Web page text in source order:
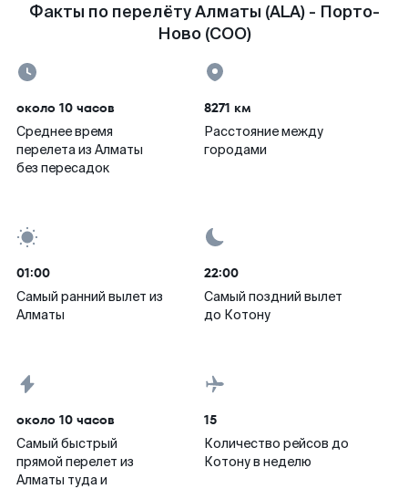
Факты по перелёту Алматы (ALA) - Порто-
Ново (COO)
около 10 часов
Среднее время
перелета из Алматы
без пересадок
8271 км
Расстояние между
городами
01:00
Самый ранний вылет из
Алматы
22:00
Самый поздний вылет
до Котону
около 10 часов
Самый быстрый
прямой перелет из
Алматы туда и
15
Количество рейсов до
Котону в неделю